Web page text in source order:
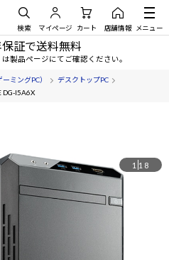
検索 マイページ カート 店舗情報 メニュー
証で送料無料
製品ページにてご確認ください。
ミングPC）
デスクトップPC
DG-I5A6X
1 18